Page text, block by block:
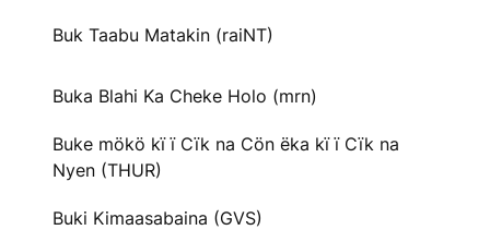
Buk Taabu Matakin (raiNT)
Buka Blahi Ka Cheke Holo (mrn)
Buke mökö kï ï Cïk na Cön ëka kï ï Cïk na
Nyen (THUR)
Buki Kimaasabaina (GVS)